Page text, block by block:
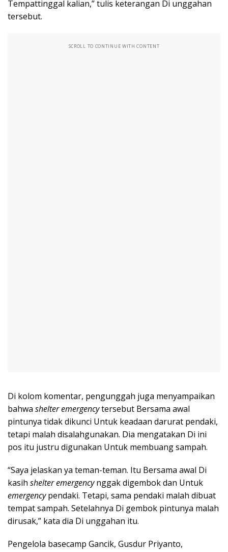
Tempattinggal kalian,” tulis keterangan Di unggahan
tersebut.
SCROLL TO CONTINUE WITH CONTENT
Di kolom komentar, pengunggah juga menyampaikan
bahwa shelter emergencytersebut Bersama awal
pintunya tidak dikunci Untuk keadaan darurat pendaki,
tetapi malah disalahgunakan. Dia mengatakan Di ini
pos itu justru digunakan Untuk membuang sampah.
“Saya jelaskan ya teman-teman. Itu Bersama awal Di
kasih shelter emergencynggak digembok dan Untuk
emergencypendaki. Tetapi, sama pendaki malah dibuat
tempat sampah. Setelahnya Di gembok pintunya malah
dirusak,” kata dia Di unggahan itu.
Pengelola basecamp Gancik, Gusdur Priyanto,